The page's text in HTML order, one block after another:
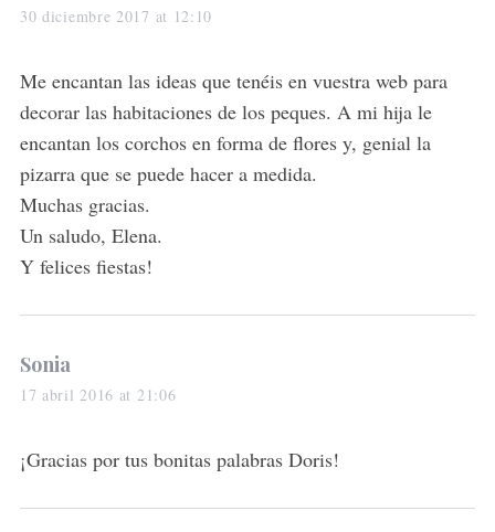
a
s
:
30 diciembre 2017 at 12:10
Me encantan las ideas que tenéis en vuestra web para
decorar las habitaciones de los peques. A mi hija le
encantan los corchos en forma de flores y, genial la
pizarra que se puede hacer a medida.
Muchas gracias.
Un saludo, Elena.
Y felices fiestas!
s
a
s
Sonia
17 abril 2016 at 21:06
¡Gracias por tus bonitas palabras Doris!